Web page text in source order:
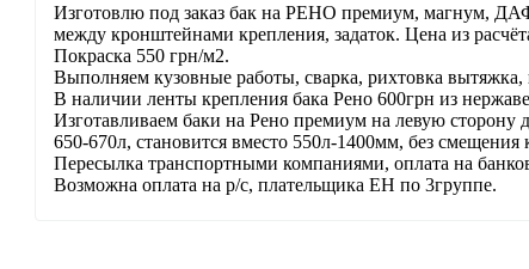
Изготовлю под заказ бак на РЕНО премиум, магнум,
между кронштейнами крепления, задаток. Цена из
Покраска 550 грн/м2.
Выполняем кузовные работы, сварка, рихтовка вытяжка,
В наличии ленты крепления бака Рено 600грн из
Изготавливаем баки на Рено премиум на левую
650-670л, становится вместо 550л-1400мм, без смещения
Пересылка транспортными компаниями, оплата на
Возможна оплата на р/с, плательщика ЕН по 3группе.